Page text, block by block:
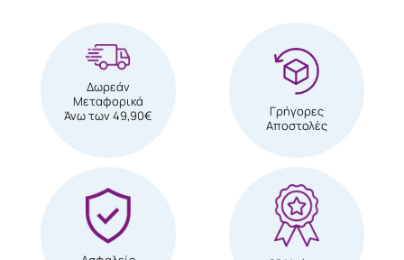
Δωρεάν
Μεταφορικά
Άνω των 49,90€
Γρήγορες
Αποστολές